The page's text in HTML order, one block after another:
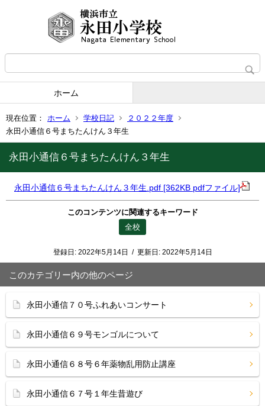
ホーム
現在位置： ホーム 学校日記
２０２２年度
永田小通信６号まちたんけん３年生
永田小通信６号まちたんけん３年生
永田小通信６号まちたんけん３年生.pdf [362KB pdfファイル]
このコンテンツに関連するキーワード
全校
登録日: 2022年5月14日 / 更新日: 2022年5月14日
このカテゴリー内の他のページ
永田小通信７０号ふれあいコンサート
永田小通信６９号モンゴルについて
永田小通信６８号６年薬物乱用防止講座
永田小通信６７号１年生昔遊び